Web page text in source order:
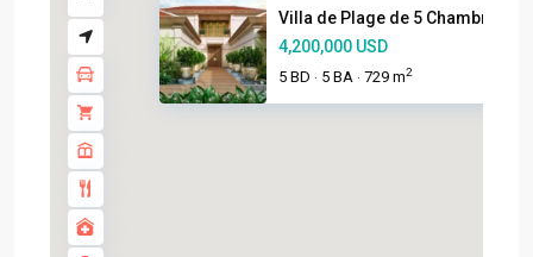
Villa de Plage de 5 Chambres a...
4,200,000 USD
5 BD · 5 BA · 729 m2